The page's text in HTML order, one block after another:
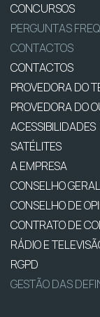
CONCURSOS
PERGUNTAS
CONTACTOS
CONTACTOS
PROVEDORA DO
PROVEDORA DO
ACESSIBILIDADES
SATÉLITES
A EMPRESA
CONSELHO
CONSELHO DE
CONTRATO DE
RÁDIO E
RGPD
GESTÃO DAS